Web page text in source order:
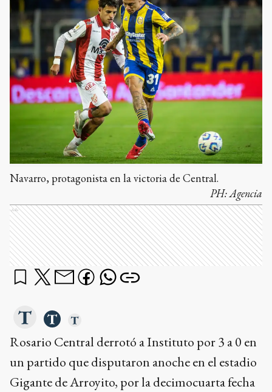
Navarro, protagonista en la victoria de Central.
PH:Agencia
Ads
Rosario Central derrotó a Instituto por 3 a 0 en
un partido que disputaron anoche en el estadio
Gigante de Arroyito, por la decimocuarta fecha